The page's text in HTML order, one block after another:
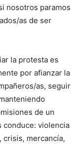
nosotros paramos
as de ser
la protesta es
por afianzar la
as, seguir
de un
conduce: violencia
mercancía,